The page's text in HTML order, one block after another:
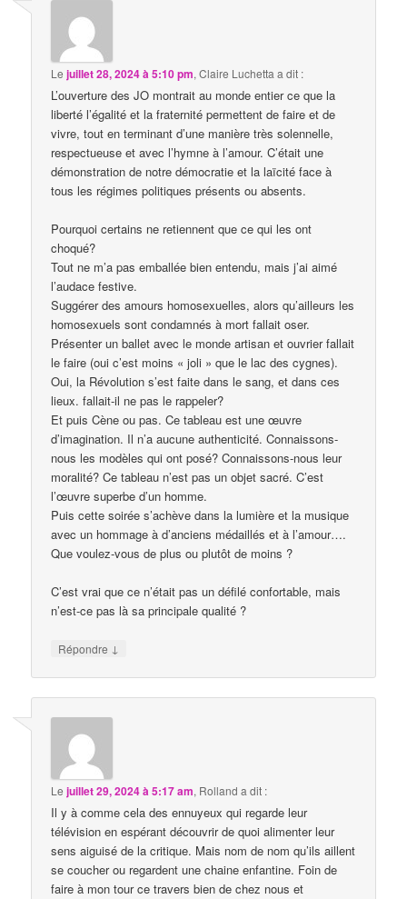
Lejuillet 28, 2024 à 5:10 pm,Claire Luchetta a dit :
L’ouverture des JO montrait au monde entier ce que la
liberté l’égalité et la fraternité permettent de faire et de
vivre, tout en terminant d’une manière très solennelle,
respectueuse et avec l’hymne à l’amour. C’était une
démonstration de notre démocratie et la laïcité face à
tous les régimes politiques présents ou absents.
Pourquoi certains ne retiennent que ce qui les ont
choqué?
Tout ne m’a pas emballée bien entendu, mais j’ai aimé
l’audace festive.
Suggérer des amours homosexuelles, alors qu’ailleurs les
homosexuels sont condamnés à mort fallait oser.
Présenter un ballet avec le monde artisan et ouvrier fallait
le faire (oui c’est moins « joli » que le lac des cygnes).
Oui, la Révolution s’est faite dans le sang, et dans ces
lieux. fallait-il ne pas le rappeler?
Et puis Cène ou pas. Ce tableau est une œuvre
d’imagination. Il n’a aucune authenticité. Connaissons-
nous les modèles qui ont posé? Connaissons-nous leur
moralité? Ce tableau n’est pas un objet sacré. C’est
l’œuvre superbe d’un homme.
Puis cette soirée s’achève dans la lumière et la musique
avec un hommage à d’anciens médaillés et à l’amour….
Que voulez-vous de plus ou plutôt de moins ?
C’est vrai que ce n’était pas un défilé confortable, mais
n’est-ce pas là sa principale qualité ?
Répondre ↓
Lejuillet 29, 2024 à 5:17 am, Rolland a dit :
Il y à comme cela des ennuyeux qui regarde leur
télévision en espérant découvrir de quoi alimenter leur
sens aiguisé de la critique. Mais nom de nom qu’ils aillent
se coucher ou regardent une chaine enfantine. Foin de
faire à mon tour ce travers bien de chez nous et